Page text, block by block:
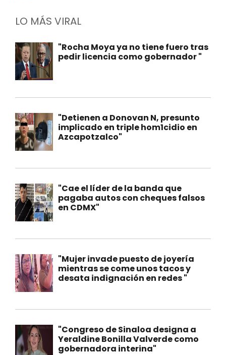
LO MÁS VIRAL
"Rocha Moya ya no tiene fuero tras
pedir licencia como gobernador "
"Detienen a Donovan N, presunto
implicado en triple hom1cidio en
Azcapotzalco"
"Cae el líder de la banda que
pagaba autos con cheques falsos
en CDMX"
"Mujer invade puesto de joyería
mientras se come unos tacos y
desata indignación en redes "
"Congreso de Sinaloa designa a
Yeraldine Bonilla Valverde como
gobernadora interina"